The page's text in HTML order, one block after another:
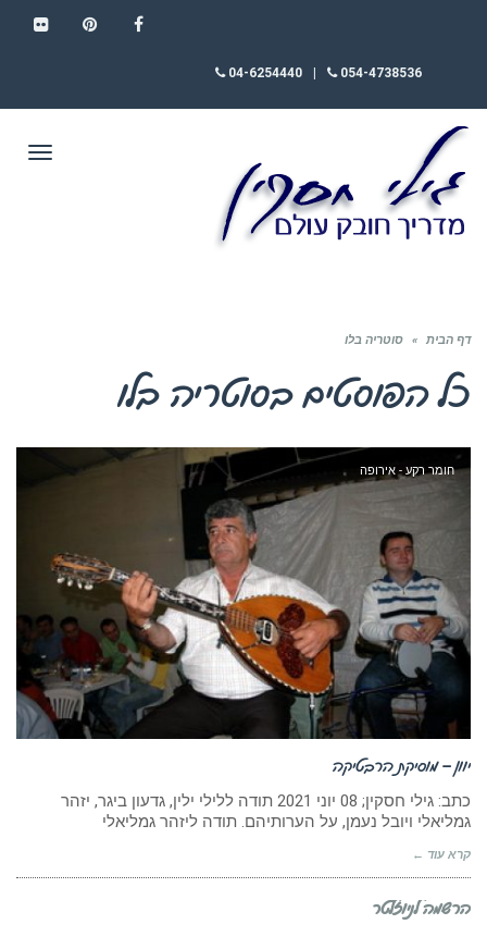
054-4738536
04-6254440
דף הבית » סוטריה בלו
כל הפוסטים בסוטריה בלו
חומר רקע - אירופה
יוון – מוסיקת הרבטיקה
כתב: גילי חסקין; ‏08 יוני 2021 תודה ללילי ילין, גדעון ביגר, יזהר
גמליאלי ויובל נעמן, על הערותיהם. תודה ליזהר גמליאלי
קרא עוד ←
הרשמה לניוזלטר